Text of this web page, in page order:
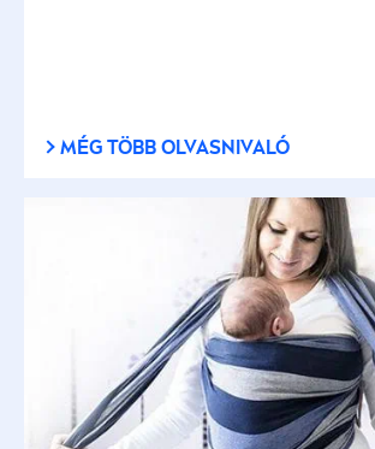
MÉG TÖBB OLVASNIVALÓ